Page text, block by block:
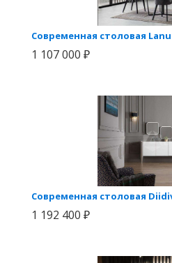
Современная столовая
1 107 000 ₽
Современная столовая
1 192 400 ₽